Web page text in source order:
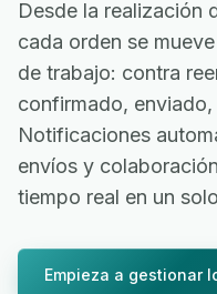
Desde la realización
cada orden se
de trabajo: contra
confirmado,
Notificaciones
envíos y
tiempo real en un
Empieza a gestionar